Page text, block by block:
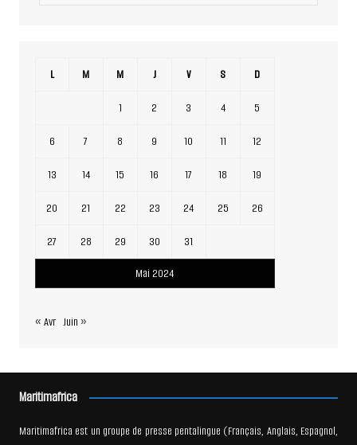
Mai 2024
L M M J V S D
1 2 3 4 5
6 7 8 9 10 11 12
13 14 15 16 17 18 19
20 21 22 23 24 25 26
27 28 29 30 31
« Avr Juin »
Maritimafrica
Maritimafrica est un groupe de presse pentalingue (Français, Anglais, Espagnol,